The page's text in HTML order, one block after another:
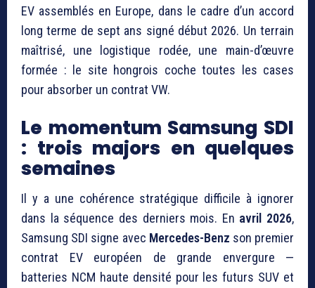
EV assemblés en Europe, dans le cadre d’un accord
long terme de sept ans signé début 2026. Un terrain
maîtrisé, une logistique rodée, une main-d’œuvre
formée : le site hongrois coche toutes les cases
pour absorber un contrat VW.
Le momentum Samsung SDI
: trois majors en quelques
semaines
Il y a une cohérence stratégique difficile à ignorer
dans la séquence des derniers mois. En avril 2026,
Samsung SDI signe avec Mercedes-Benz son premier
contrat EV européen de grande envergure —
batteries NCM haute densité pour les futurs SUV et